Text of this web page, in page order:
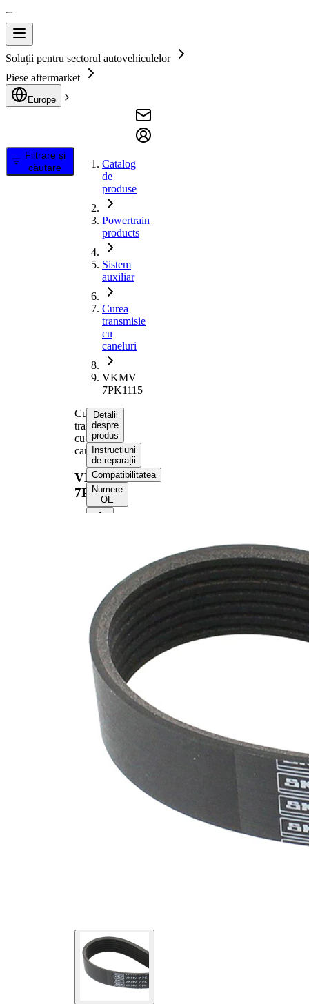
Soluții pentru sectorul autovehiculelor
Piese aftermarket
Europe
Filtrare și
căutare
Catalog
de
produse
Powertrain
products
Sistem
auxiliar
Curea
transmisie
cu
caneluri
VKMV
7PK1115
Curea
transmisie
cu
caneluri
VKMV
7PK1115
Detalii
despre
produs
Instrucțiuni
de reparații
Compatibilitatea
Numere
OE
Valoare
1115 mm
Latime
24,92 mm
Culoare
negru
Numar
nervuri
SVHC
Nu sunt
disponibile
substante
Material
curea
(etilen
propilen